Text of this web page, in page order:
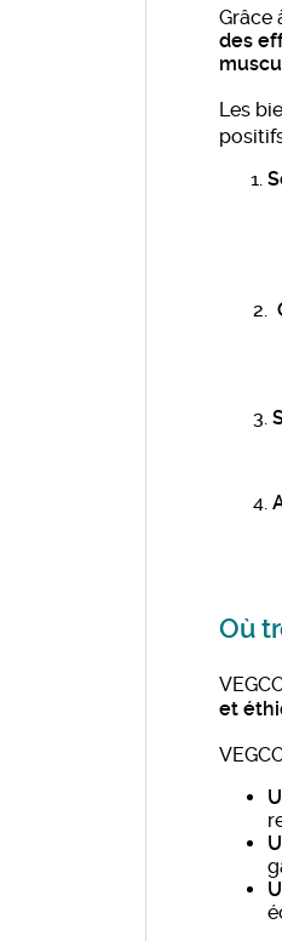
Grâce
des
Les
2.
3.
4.
Où
et